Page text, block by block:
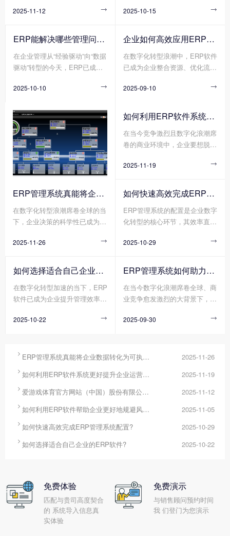
财务、供应链、生产、人力资源
管理的“数字中枢”。然而，不同
行业(如离散制造与流程制造)、
不同规模(如初创企业与跨国集
团)、不同业务模式(如项目制与
育官方网站（中国）股份有限公
制化程度的需求截然不同。
2025-11-12 
定性的市场中实现韧性增长，爱
有限公司 作为企业资源整合的
核心工具，正成为重塑竞争力的
关键抓手。通过打通数据孤岛、
优化业务流程、赋能智能决策，
份有限公司 正帮助传统企业实
跨越式升级。那么您知道传统企
（中国）股份有限公司 重塑竞
争力吗?
2025-10-15 
ERP能解决哪些管理问题?
在企业管理从“经验驱动”向“数据
驱动”转型的今天，ERP已成为
营的核心工具。它通过整合资
为企业提供了一体化的管理解决
方案。无论是成本控制、决策效
率还是供应链协同，ERP正帮助
企业解决那些传统管理模式
下“想改却改不动”的深层问题。
2025-10-10 
企业如何高效应用ERP软件?
在数字化转型浪潮中，ERP软件
已成为企业整合资源、优化流
而，许多企业投入巨资引入ERP
效等问题陷入“上不去、下不
来”的困境。那么您知道企业如
何高效应用ERP软件吗?
2025-09-10 
ERP管理系统真能将企业数据转化为可执行决策吗?
在数字化转型浪潮席卷全球的当
下，企业决策的科学性已成为决
统决策模式依赖经验判断与局部
化工具将分散数据转化为可执行
的决策方案。其中，ERP管理系
统作为企业资源整合的核心平
台，正通过其强大的数据整合、
这一难题的关键工具。
2025-11-26 
如何利用ERP软件系统更好提升企业运营效率?
在当今竞争激烈且数字化浪潮席
卷的商业环境中，企业要想脱颖
营效率是关键所在。而ERP软件
正凭借其强大的整合与协同能
力，成为企业提升运营效率的得
力助手。
2025-11-19 
如何快速高效完成ERP管理系统配置?
ERP管理系统的配置是企业数字
化转型的核心环节，其效率直接
放速度。然而，传统ERP管理系
求模糊导致方向偏差、流程冗余
造成资源浪费、技术壁垒阻碍实
施进度，这些问题使得配置周期
不断延长、成本持续超支，严重
2025-10-29 
如何选择适合自己企业的ERP软件?
在数字化转型加速的当下，ERP
软件已成为企业提升管理效率、
市场上的ERP软件在功能架构、
型方法，易陷入“功能冗余导致
改造”的困境。那么您知道如何
选择适合自己企业的ERP软件
2025-10-22 
ERP管理系统如何助力企业实现高效管理?
在当今数字化浪潮席卷全球、商
业竞争愈发激烈的大背景下，企
遇。高效管理成为企业在这场时
源整合与流程优化能力，逐渐成
续发展的核心支撑。
2025-09-30 
 ERP管理系统真能将企业数据转化为可执行决策吗? 2025-11-26
 如何利用ERP软件系统更好提升企业运营效率? 2025-11-19
 爱游戏体育官方网站（中国）股份有限公司 分为哪几种类型? 2025-11-12
 如何利用ERP软件帮助企业更好地规避风险? 2025-11-05
 如何快速高效完成ERP管理系统配置? 2025-10-29
 如何选择适合自己企业的ERP软件? 2025-10-22
免费体验
匹配与贵司高度契合
的 系统导入信息真
实体验
免费演示
与销售顾问预约时间
我 们登门为您演示